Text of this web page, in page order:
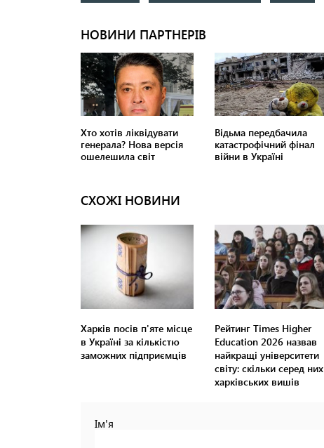
СХОЖІ НОВИНИ
Харків посів п'яте місце
в Україні за кількістю
заможних підприємців
Рейтинг Times Higher
Education 2026 назвав
найкращі університети
світу: скільки серед них
харківських вишів
Ім'я